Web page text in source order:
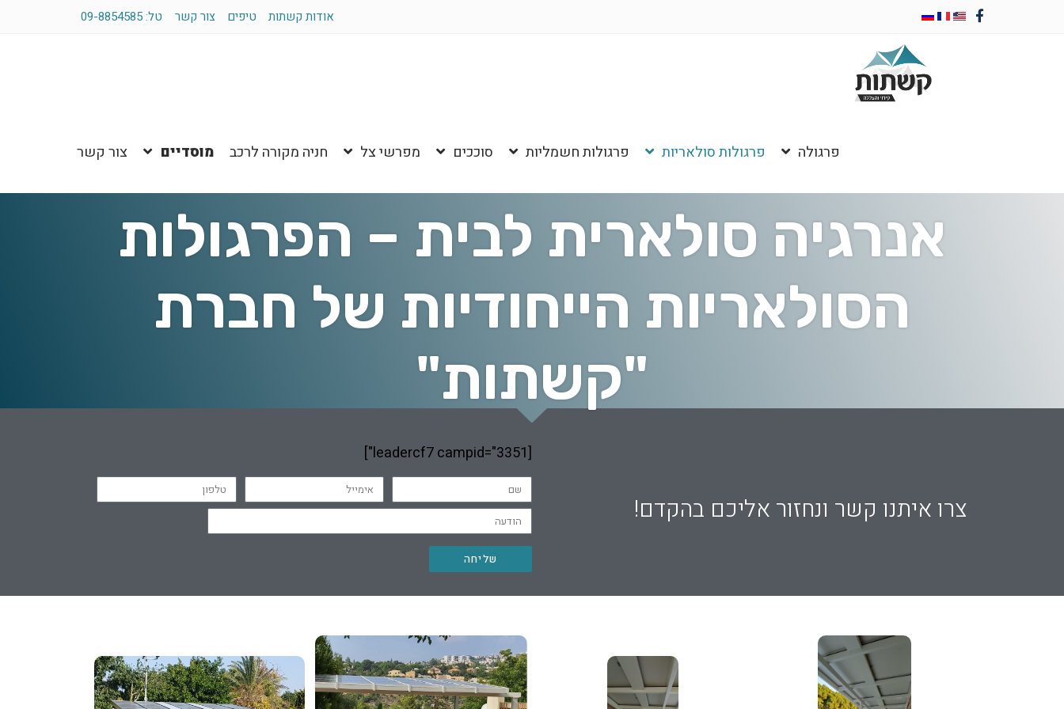
אודות קשתות טיפים צור קשר טל: 09-8854585
פרגולה פרגולות סולאריות פרגולות חשמליות סוככים מפרשי צל חניה מקורה לרכב מוסדיים צור קשר
אנרגיה סולארית לבית – הפרגולות
הסולאריות הייחודיות של חברת
"קשתות"
צרו איתנו קשר ונחזור אליכם בהקדם!
[leadercf7 campid="3351"]
שליחה